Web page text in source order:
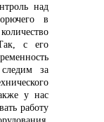
над
в
с его
за
у нас
работу